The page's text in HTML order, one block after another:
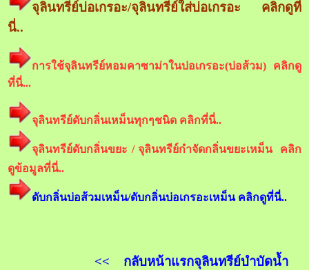
จุลินทรีย์บ่อเกรอะ/จุลินทรีย์ใส่บ่อเกรอะ คลิกดูที่
นี่..
การใช้จุลินทรีย์หอมคาซาม่าในบ่อเกรอะ(บ่อส้วม) คลิกดู
ที่นี่...
จุลินทรีย์ดับกลิ่นเหม็นทุกๆชนิด คลิกที่นี่..
จุลินทรีย์ดับกลิ่นขยะ / จุลินทรีย์กำจัดกลิ่นขยะเหม็น คลิก
ดูข้อมูลที่นี่..
ดับกลิ่นบ่อส้วมเหม็น/ดับกลิ่นบ่อเกรอะเหม็น คลิกดูที่นี่..
<< กลับหน้าแรกจุลินทรีย์บำบัดน้ำ